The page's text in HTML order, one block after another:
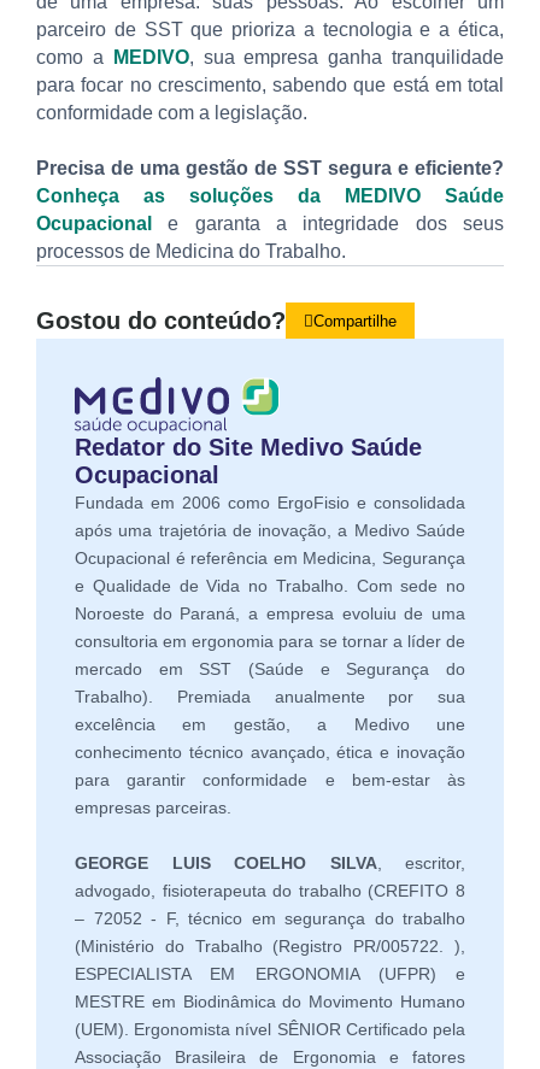
parceiro de SST que prioriza a tecnologia e a ética,
como a
MEDIVO, sua empresa ganha tranquilidade
para focar no crescimento, sabendo que está em total
conformidade com a legislação.
Precisa de uma gestão de SST segura e eficiente?
Conheça as soluções da MEDIVO Saúde
Ocupacional
e garanta a integridade dos seus
processos de Medicina do Trabalho.
Gostou do conteúdo? Compartilhe
Redator do Site Medivo Saúde
Ocupacional
Fundada em 2006 como ErgoFisio e consolidada
após uma trajetória de inovação, a Medivo Saúde
Ocupacional é referência em Medicina, Segurança
e Qualidade de Vida no Trabalho. Com sede no
Noroeste do Paraná, a empresa evoluiu de uma
consultoria em ergonomia para se tornar a líder de
mercado em SST (Saúde e Segurança do
Trabalho). Premiada anualmente por sua
excelência em gestão, a Medivo une
conhecimento técnico avançado, ética e inovação
para garantir conformidade e bem-estar às
empresas parceiras.
GEORGE LUIS COELHO SILVA, escritor,
advogado, fisioterapeuta do trabalho (CREFITO 8
– 72052 - F, técnico em segurança do trabalho
(Ministério do Trabalho (Registro PR/005722. ),
ESPECIALISTA EM ERGONOMIA (UFPR) e
MESTRE em Biodinâmica do Movimento Humano
(UEM). Ergonomista nível SÊNIOR Certificado pela
Associação Brasileira de Ergonomia e fatores